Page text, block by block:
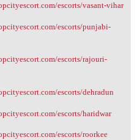
escorts/vasant-vihar
escorts/punjabi-
escorts/rajouri-
escorts/dehradun
escorts/haridwar
escorts/roorkee